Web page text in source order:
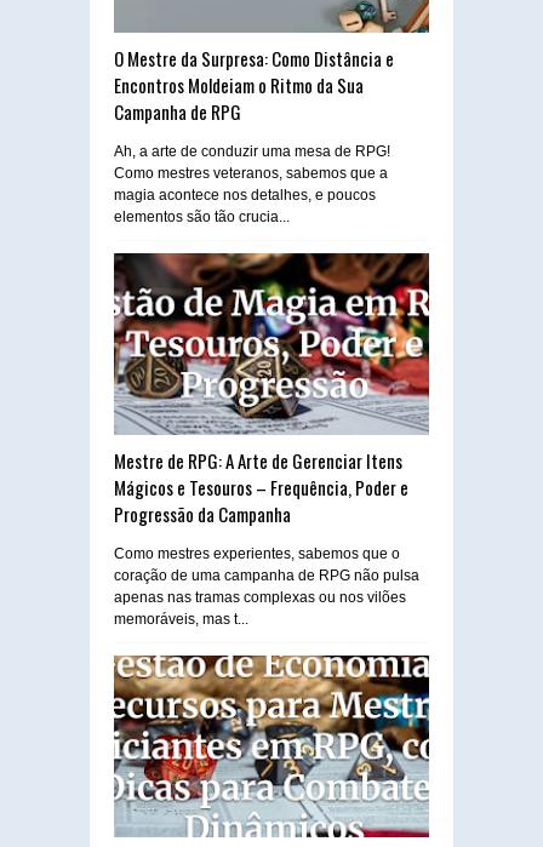
O Mestre da Surpresa: Como Distância e
Encontros Moldeiam o Ritmo da Sua
Campanha de RPG
Ah, a arte de conduzir uma mesa de RPG!
Como mestres veteranos, sabemos que a
magia acontece nos detalhes, e poucos
elementos são tão crucia...
Mestre de RPG: A Arte de Gerenciar Itens
Mágicos e Tesouros – Frequência, Poder e
Progressão da Campanha
Como mestres experientes, sabemos que o
coração de uma campanha de RPG não pulsa
apenas nas tramas complexas ou nos vilões
memoráveis, mas t...